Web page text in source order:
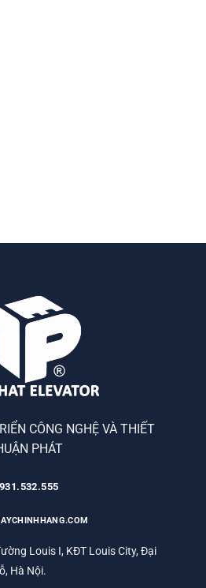
CÔNG NGHỆ VÀ THIẾT
PHÁT
Louis I, KĐT Louis City, Đại
Hà Nội.